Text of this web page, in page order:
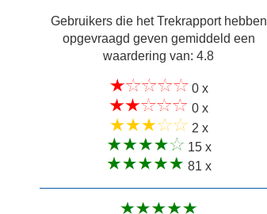
Gebruikers die het Trekrapport hebben
opgevraagd geven gemiddeld een
waardering van: 4.8
0 x
0 x
2 x
15 x
81 x